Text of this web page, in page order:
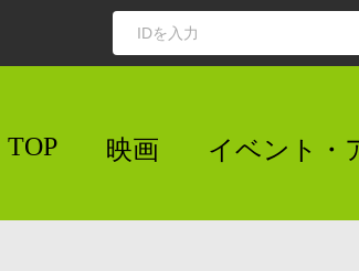
TOP 映画 イベント・